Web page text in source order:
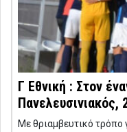
Γ Εθνική : Στον
Με θριαμβευτικό τρόπο